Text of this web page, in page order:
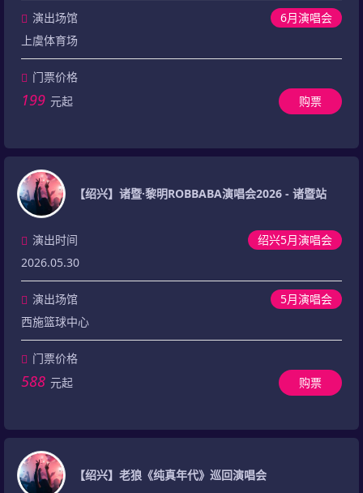
6月演唱会
演出场馆
上虞体育场
门票价格
199 元起 购票
【绍兴】诸暨·黎明ROBBABA演唱会2026 - 诸暨站
绍兴5月演唱会
演出时间
2026.05.30
5月演唱会
演出场馆
西施篮球中心
门票价格
588 元起 购票
【绍兴】老狼《纯真年代》巡回演唱会